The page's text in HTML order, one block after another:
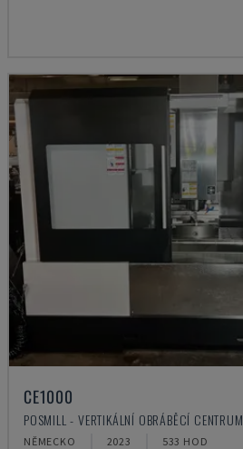
CE1000
POSMILL - VERTIKÁLNÍ OBRÁBĚCÍ CENTRUM
NĚMECKO 2023 533 HOD